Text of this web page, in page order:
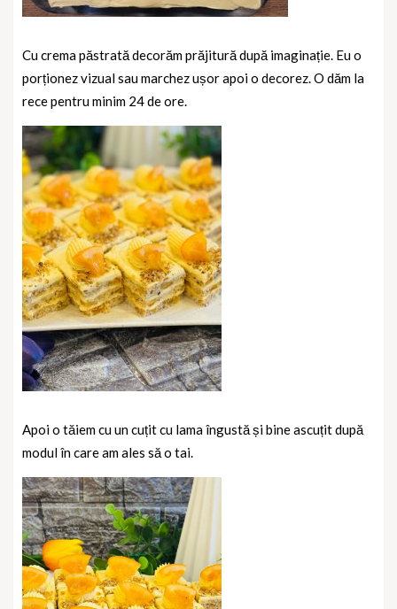
Cu crema păstrată decorăm prăjitură după imaginație. Eu o
porționez vizual sau marchez ușor apoi o decorez. O dăm la
rece pentru minim 24 de ore.
Apoi o tăiem cu un cuțit cu lama îngustă și bine ascuțit după
modul în care am ales să o tai.